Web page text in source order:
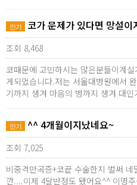
인기 코가 문제가 있다면 망설이
조회 8,468
코때문에 고민하시는 많은분들이계
게되었습니다.저는 서울대병원에서
기까지 생겨 마음의 병까지 생겨 대
인기 ^^ 4개월이지났네요~
조회 7,025
비중격만곡증+코끝 수술한지 벌써
깐....이제 4달반정도 됐어요^^ 이명